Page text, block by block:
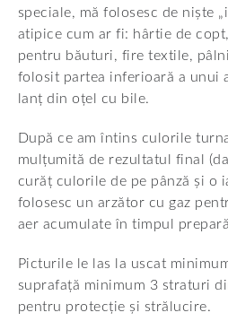
speciale, mă folosesc de niște
atipice cum ar fi: hârtie de
pentru băuturi, fire textile,
folosit partea inferioară a unui
lanț din oțel cu bile.
După ce am întins culorile
mulțumită de rezultatul final
curăț culorile de pe pânză și o
folosesc un arzător cu gaz
aer acumulate în timpul
Picturile le las la uscat
suprafață minimum 3 straturi
pentru protecție și strălucire.